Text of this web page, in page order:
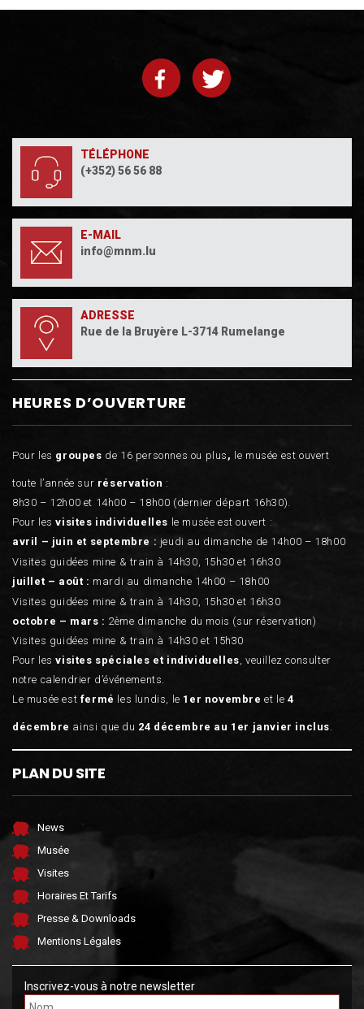
TÉLÉPHONE
(+352) 56 56 88
E-MAIL
info@mnm.lu
ADRESSE
Rue de la Bruyère L-3714 Rumelange
HEURES D’OUVERTURE
Pour les groupes de 16 personnes ou plus , le musée est ouvert
toute l’année sur réservation :
8h30 – 12h00 et 14h00 – 18h00 (dernier départ 16h30).
Pour lesvisites individuelles le musée est ouvert :
avril – juin et septembre : jeudi au dimanche de 14h00 – 18h00
Visites guidées mine & train à 14h30, 15h30 et 16h30
juillet – août : mardi au dimanche 14h00 – 18h00
Visites guidées mine & train à 14h30, 15h30 et 16h30
octobre – mars : 2ème dimanche du mois (sur réservation)
Visites guidées mine & train à 14h30 et 15h30
Pour lesvisites spéciales et individuelles, veuillez consulter
notre calendrier d’événements.
Le musée est fermé les lundis, le 1er novembre et le 4
décembre ainsi que du 24 décembre au 1er janvier inclus.
PLAN DU SITE
News
Musée
Visites
Horaires Et Tarifs
Presse & Downloads
Mentions Légales
Inscrivez-vous à notre newsletter